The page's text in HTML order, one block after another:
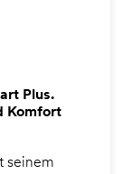
Plus.
Komfort
seinem